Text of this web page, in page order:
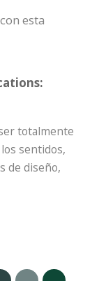
esta
totalmente
sentidos,
de diseño,